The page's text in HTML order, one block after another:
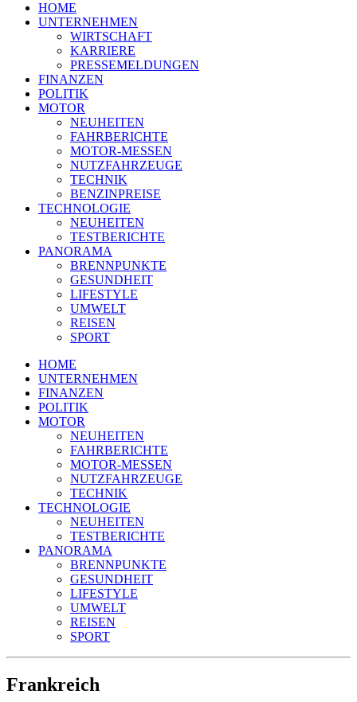
HOME
UNTERNEHMEN
WIRTSCHAFT
KARRIERE
PRESSEMELDUNGEN
FINANZEN
POLITIK
MOTOR
NEUHEITEN
FAHRBERICHTE
MOTOR-MESSEN
NUTZFAHRZEUGE
TECHNIK
BENZINPREISE
TECHNOLOGIE
NEUHEITEN
TESTBERICHTE
PANORAMA
BRENNPUNKTE
GESUNDHEIT
LIFESTYLE
UMWELT
REISEN
SPORT
HOME
UNTERNEHMEN
FINANZEN
POLITIK
MOTOR
NEUHEITEN
FAHRBERICHTE
MOTOR-MESSEN
NUTZFAHRZEUGE
TECHNIK
TECHNOLOGIE
NEUHEITEN
TESTBERICHTE
PANORAMA
BRENNPUNKTE
GESUNDHEIT
LIFESTYLE
UMWELT
REISEN
SPORT
Frankreich